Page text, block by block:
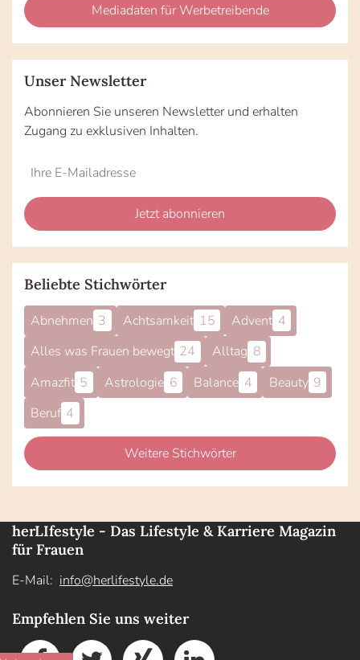
Mediadaten für Werbetreibende
Unser Newsletter
Abonnieren Sie unseren Newsletter und erhalten
Zugang zu exklusiven Inhalten.
Do
fill
this
field
*Ihre
Mailadresse:
Jetzt abonnieren
Beliebte Stichwörter
Abnehmen 3 Achtsamkeit 15 Advent 4
Alles was Frauen bewegt 24 Alltag 8
Amazfit 5 Astrologie 6 Balance 4 Beauty 9
Beruf 4
Weitere Stichwörter
herLIfestyle - Das Lifestyle & Karriere Magazin
für Frauen
E-Mail: info@herlifestyle.de
Empfehlen Sie uns weiter